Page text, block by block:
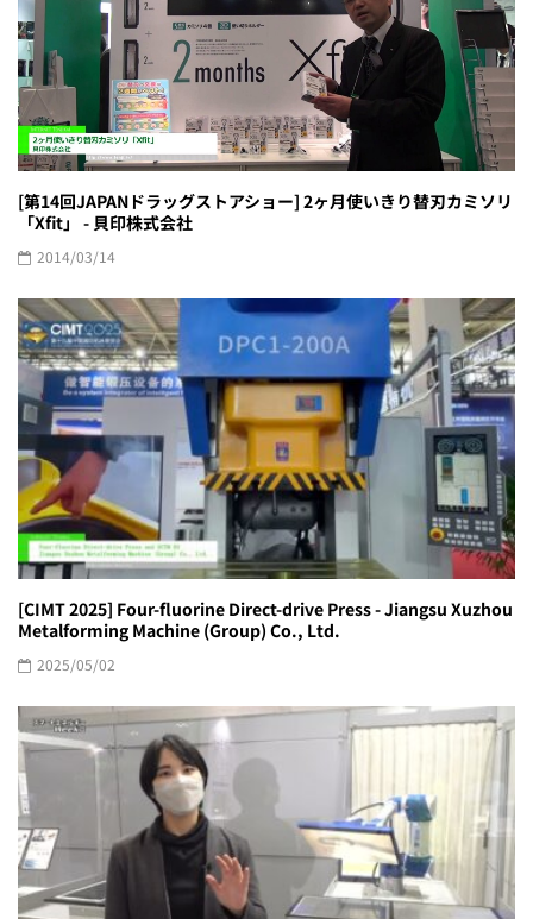
[第14回JAPANドラッグストアショー] 2ヶ月使いきり替刃カミソリ
「Xfit」 - 貝印株式会社
2014/03/14
[CIMT 2025] Four-fluorine Direct-drive Press - Jiangsu Xuzhou
Metalforming Machine (Group) Co., Ltd.
2025/05/02